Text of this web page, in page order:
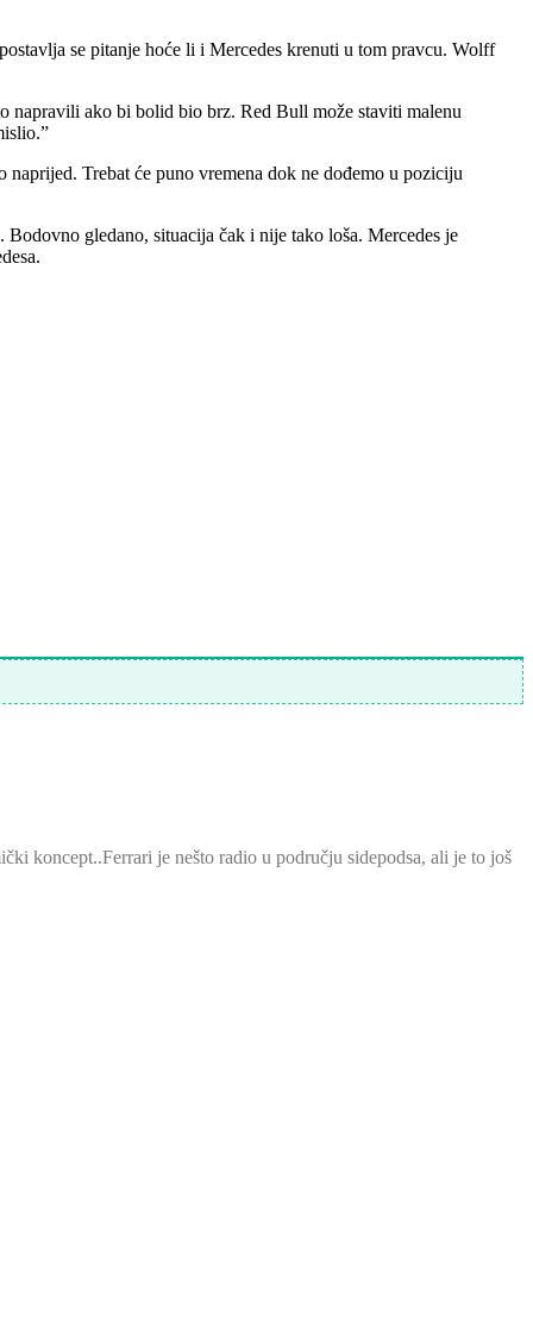
se pitanje hoće li i Mercedes krenuti u tom pravcu. Wolff
napravili ako bi bolid bio brz. Red Bull može staviti malenu
Trebat će puno vremena dok ne dođemo u poziciju
gledano, situacija čak i nije tako loša. Mercedes je
koncept..Ferrari je nešto radio u području sidepodsa, ali je to još